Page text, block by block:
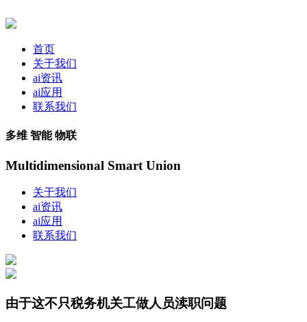
首页
关于我们
ai资讯
ai应用
联系我们
多维 智能 物联
Multidimensional Smart Union
关于我们
ai资讯
ai应用
联系我们
由于这不只税务机关工做人员渎职问题